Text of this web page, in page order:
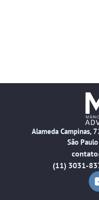
Alameda Campinas,
São
(11) 3031-